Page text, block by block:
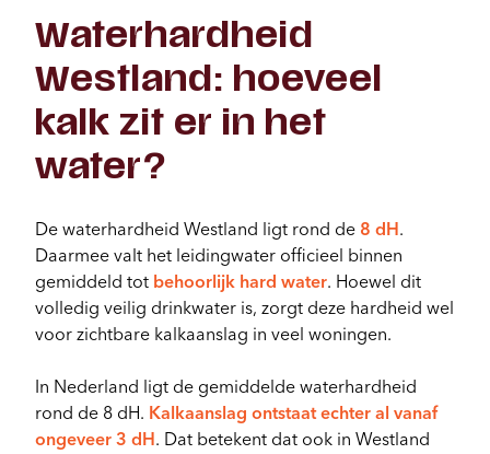
Waterhardheid
Westland: hoeveel
kalk zit er in het
water?
De waterhardheid Westland ligt rond de 8 dH.
Daarmee valt het leidingwater officieel binnen
gemiddeld tot behoorlijk hard water. Hoewel dit
volledig veilig drinkwater is, zorgt deze hardheid wel
voor zichtbare kalkaanslag in veel woningen.
In Nederland ligt de gemiddelde waterhardheid
rond de 8 dH. Kalkaanslag ontstaat echter al vanaf
ongeveer 3 dH. Dat betekent dat ook in Westland